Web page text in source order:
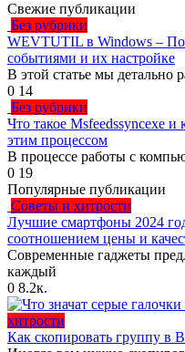
Свежие публикации
Без рубрики
WEVTUTIL в Windows –
событиями и их настройке
В этой статье мы детально
0 14
Без рубрики
Что такое Msfeedssyncexe
этим процессом
В процессе работы с
0 19
Популярные публикации
Советы и хитрости
Лучшие смартфоны 2024
соотношением цены и
Современные гаджеты
каждый
0 8.2к.
хитрости
Как скопировать группу в